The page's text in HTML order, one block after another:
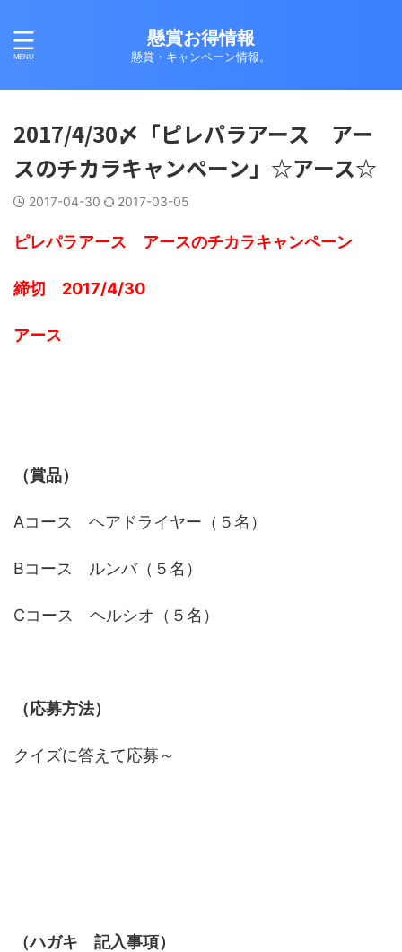
懸賞お得情報
懸賞・キャンペーン情報。
2017/4/30〆「ピレパラアース アー
スのチカラキャンペーン」☆アース☆
2017-04-30 2017-03-05
ピレパラアース アースのチカラキャンペーン
締切 2017/4/30
アース
（賞品）
Aコース ヘアドライヤー（５名）
Bコース ルンバ（５名）
Cコース ヘルシオ（５名）
（応募方法）
クイズに答えて応募～
（ハガキ 記入事項）